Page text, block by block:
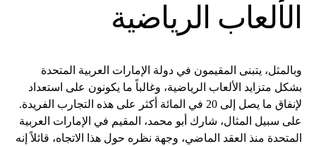
الألعاب الرياضية
وبالمثل، يتبنى المقيمون في دولة الإمارات العربية المتحدة
بشكل متزايد الألعاب الرياضية، وغالباً ما يكونون على استعداد
لإنفاق ما يصل إلى 20 في المائة أكثر على هذه التجارب الفريدة.
على سبيل المثال، شارك أبو محمد، المقيم في الإمارات العربية
المتحدة منذ العقد الماضي، وجهة نظره حول هذا الاتجاه، قائلاً إنه